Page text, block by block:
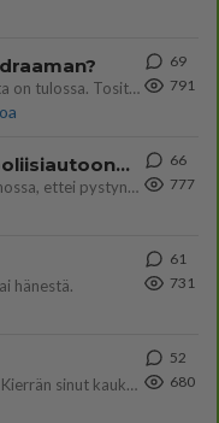
Uusi draamasarja järkyttävästä tapauksesta on tulossa. Tositapahtumiin perustuva sarja ammentaa vuoden 1986 Mikkelin pan
69
791
Iäkäs Jämsäläinen mies kuoli poliisiautoon matkalla Jyväskylän putkaan
Iäkäs vanhus humalassa niin huonossa kunnossa, ettei pystynyt huolehtimaan itsestään niin ainoa apu sillä hetkellä oli
66
777
hänestä.
61
731
Olet pelkkä itsestään liikoja luuleva ämmä. Kierrän sinut kaukaa nyt ja aina. Olit mulle pelkkä lelu vaan.
52
680